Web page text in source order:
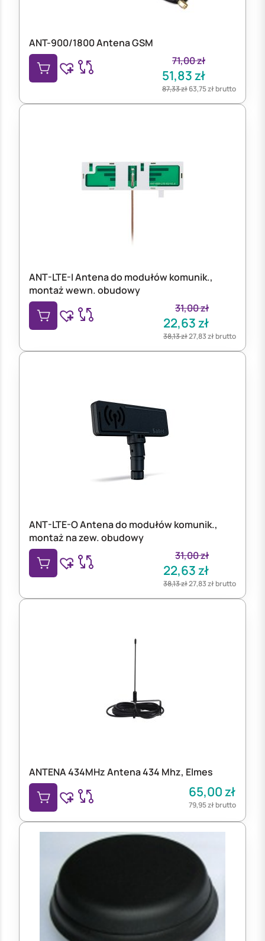
ANT-900/1800 Antena GSM
71,00zł
51,83zł
87,33zł63,75złbrutto
ANT-LTE-I Antena do modułów komunik.,
montaż wewn. obudowy
31,00zł
22,63zł
38,13zł27,83złbrutto
ANT-LTE-O Antena do modułów komunik.,
montaż na zew. obudowy
31,00zł
22,63zł
38,13zł27,83złbrutto
ANTENA 434MHz Antena 434 Mhz, Elmes
65,00zł
79,95złbrutto